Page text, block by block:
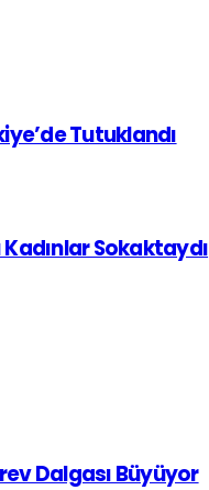
Tutuklandı
Sokaktaydı
Dalgası Büyüyor